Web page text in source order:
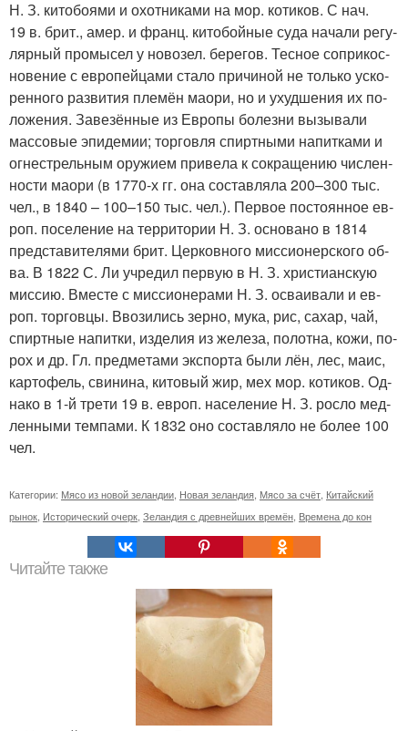
Н. З. ки­то­боя­ми и охот­ни­ка­ми на мор. ко­ти­ков. С нач.
19 в. брит., амер. и франц. ки­то­бой­ные су­да на­ча­ли ре­гу­
ляр­ный про­мы­сел у но­во­зел. бе­ре­гов. Тес­ное со­при­кос­
но­ве­ние с ев­ро­пей­ца­ми ста­ло причи­ной не толь­ко ус­ко­
рен­но­го раз­ви­тия пле­мён мао­ри, но и ухуд­ше­ния их по­
ло­же­ния. За­ве­зён­ные из Ев­ро­пы бо­лез­ни вы­зы­ва­ли
мас­со­вые эпи­де­мии; тор­гов­ля спирт­ны­ми на­пит­ка­ми и
ог­не­стрель­ным ору­жи­ем при­ве­ла к со­кра­ще­нию чис­лен­
но­сти мао­ри (в 1770-х гг. она со­став­ля­ла 200–300 тыс.
чел., в 1840 – 100–150 тыс. чел.). Пер­вое по­сто­ян­ное ев­
роп. по­се­ле­ние на тер­ри­то­рии Н. З. ос­но­ва­но в 1814
пред­ста­ви­те­ля­ми брит. Цер­ков­но­го мис­сио­нер­ско­го об-
ва. В 1822 С. Ли уч­ре­дил пер­вую в Н. З. хри­сти­ан­скую
мис­сию. Вме­сте с мис­сио­не­ра­ми Н. З. ос­ваи­ва­ли и ев­
роп. тор­гов­цы. Вво­зи­лись зер­но, му­ка, рис, са­хар, чай,
спирт­ные на­пит­ки, из­де­лия из же­ле­за, по­лот­на, ко­жи, по­
рох и др. Гл. пред­ме­та­ми экс­пор­та бы­ли лён, лес, ма­ис,
кар­то­фель, сви­ни­на, ки­то­вый жир, мех мор. ко­ти­ков. Од­
на­ко в 1-й тре­ти 19 в. ев­роп. на­се­ле­ние Н. З. рос­ло мед­
лен­ны­ми тем­пами. К 1832 оно со­став­ля­ло не бо­лее 100
чел.
Категории: Мясо из новой зеландии Новая зеландия Мясо за счёт Китайский
рынок Исторический очерк Зеландия с древнейших времён Времена до кон
Читайте также